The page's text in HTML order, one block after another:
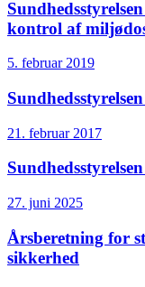
kontrol af
5. februar 2019
21. februar 2017
27. juni 2025
Årsberetning for
sikkerhed